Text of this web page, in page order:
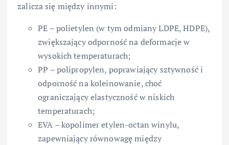
zalicza się między innymi:
PE – polietylen (w tym odmiany LDPE, HDPE),
zwiększający odporność na deformacje w
wysokich temperaturach;
PP – polipropylen, poprawiający sztywność i
odporność na koleinowanie, choć
ograniczający elastyczność w niskich
temperaturach;
EVA – kopolimer etylen-octan winylu,
zapewniający równowagę między